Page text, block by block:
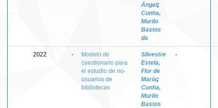
Ángel;
Cunha,
Murilo
Bastos
da
2022 -
Modelo de
cuestionario para
el estudio de no-
usuarios de
bibliotecas
Silvestre
Estela,
Flor de
María;
Cunha,
Murilo
Bastos
-